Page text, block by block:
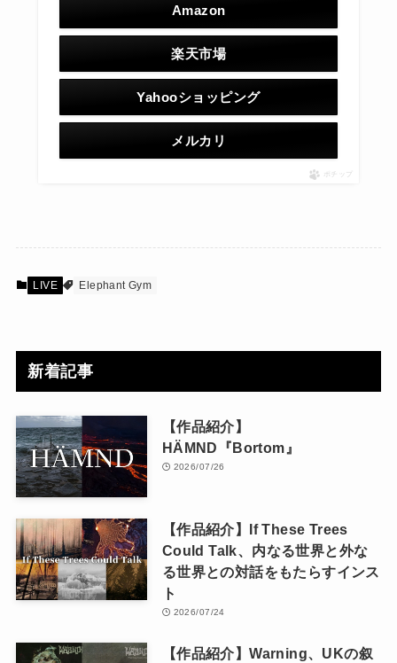
Amazon
楽天市場
Yahooショッピング
メルカリ
ポチップ
LIVE Elephant Gym
新着記事
【作品紹介】
HÄMND『Bortom』
2026/07/26
【作品紹介】If These Trees
Could Talk、内なる世界と外な
る世界との対話をもたらすインス
ト
2026/07/24
【作品紹介】Warning、UKの叙